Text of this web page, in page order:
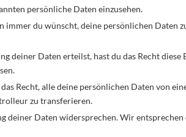
persönliche Daten einzusehen.
immer du wünscht, deine persönlichen Daten
deiner Daten erteilst, hast du das Recht
Recht, alle deine persönlichen Daten von
zu transferieren.
Daten widersprechen. Wir entsprechen